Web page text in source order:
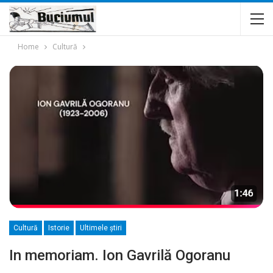
Home Cultură
Cultură Istorie Ultimele ştiri
In memoriam. Ion Gavrilă Ogoranu